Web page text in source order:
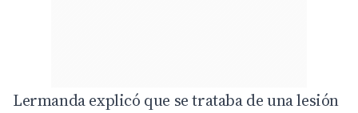
Lermanda explicó que se trataba de una lesión